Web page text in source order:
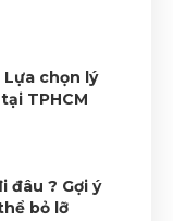
Lựa chọn lý
TPHCM
đâu ? Gợi ý
bỏ lỡ